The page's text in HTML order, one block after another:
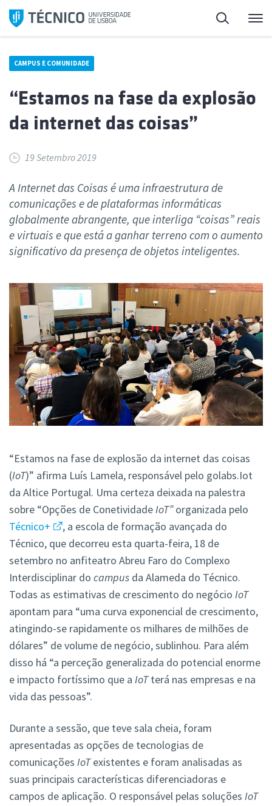
Saltar
para
Pesquisa
CAMPUS E COMUNIDADE
“Estamos na fase da explosão
da internet das coisas”
19 Setembro 2019
A Internet das Coisas é uma infraestrutura de
comunicações e de plataformas informáticas
globalmente abrangente, que interliga “coisas” reais
e virtuais e que está a ganhar terreno com o aumento
significativo da presença de objetos inteligentes.
“Estamos na fase de explosão da internet das coisas
(IoT)” afirma Luís Lamela, responsável pelo golabs.Iot
da Altice Portugal. Uma certeza deixada na palestra
sobre “Opções de ConetividadeIoT”organizada pelo
Técnico+
, a escola de formação avançada do
Técnico, que decorreu esta quarta-feira, 18 de
setembro no anfiteatro Abreu Faro do Complexo
Interdisciplinar do campus da Alameda do Técnico.
Todas as estimativas de crescimento do negócio IoT
apontam para “uma curva exponencial de crescimento,
atingindo-se rapidamente os milhares de milhões de
dólares” de volume de negócio, sublinhou. Para além
disso há “a perceção generalizada do potencial enorme
e impacto fortíssimo que a IoTterá nas empresas e na
vida das pessoas”.
Durante a sessão, que teve sala cheia, foram
apresentadas as opções de tecnologias de
comunicações IoTexistentes e foram analisadas as
suas principais características diferenciadoras e
campos de aplicação. O responsável pelas soluções IoT